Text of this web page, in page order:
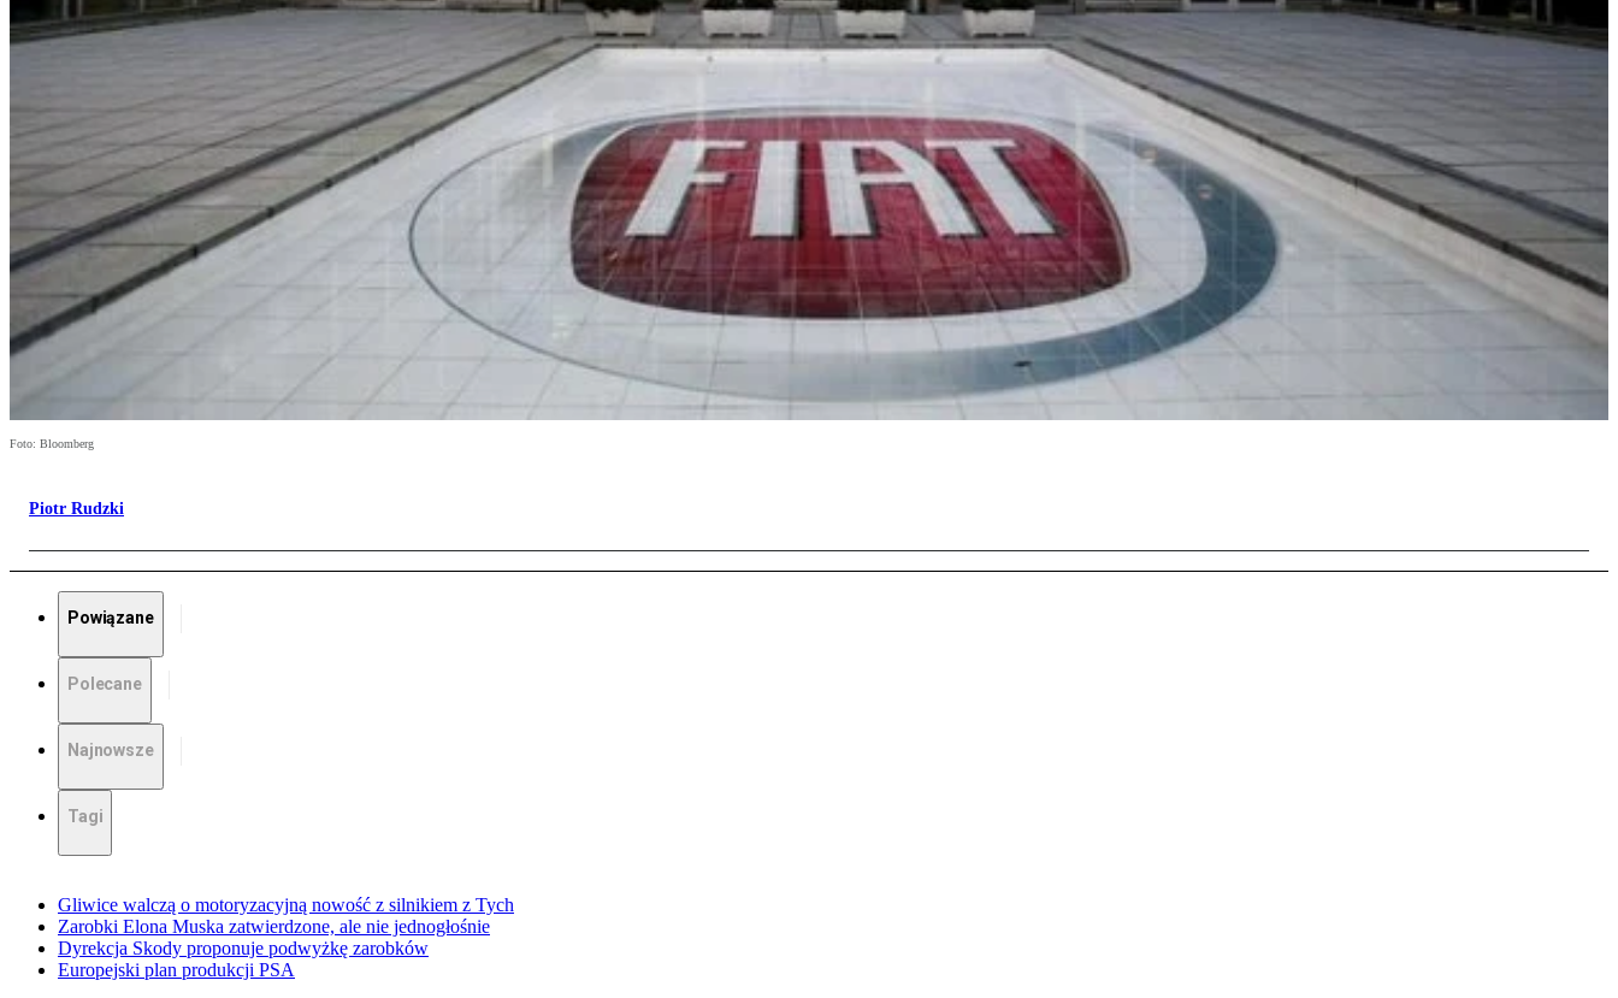
Foto: Bloomberg
Piotr Rudzki
Powiązane
Polecane
Najnowsze
Tagi
Gliwice walczą o motoryzacyjną nowość z silnikiem z Tych
Zarobki Elona Muska zatwierdzone, ale nie jednogłośnie
Dyrekcja Skody proponuje podwyżkę zarobków
Europejski plan produkcji PSA